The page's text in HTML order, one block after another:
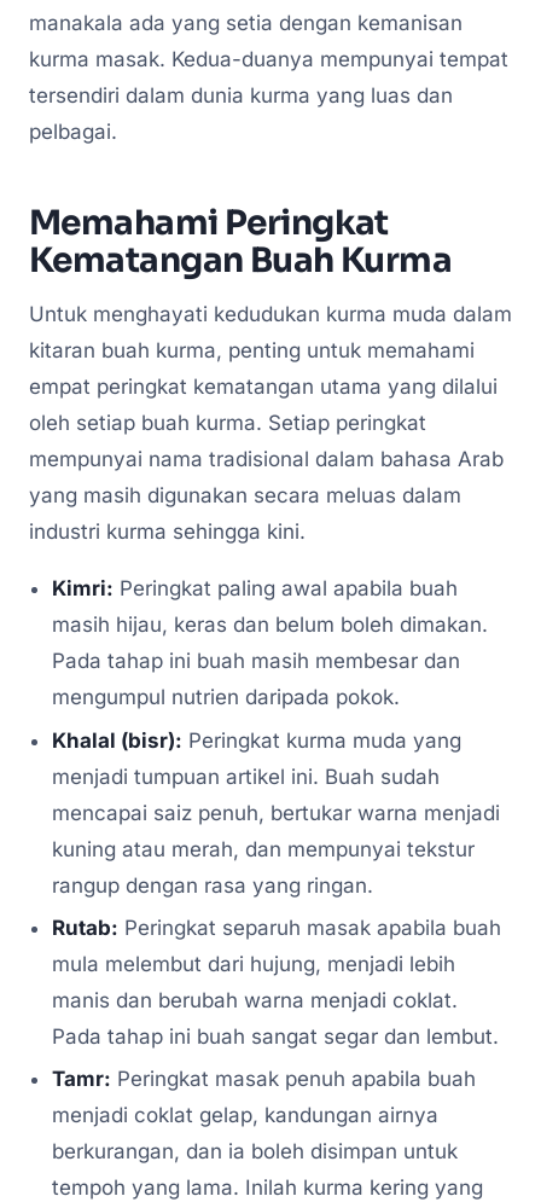
manakala ada yang setia dengan kemanisan
kurma masak. Kedua-duanya mempunyai tempat
tersendiri dalam dunia kurma yang luas dan
pelbagai.
Memahami Peringkat
Kematangan Buah Kurma
Untuk menghayati kedudukan kurma muda dalam
kitaran buah kurma, penting untuk memahami
empat peringkat kematangan utama yang dilalui
oleh setiap buah kurma. Setiap peringkat
mempunyai nama tradisional dalam bahasa Arab
yang masih digunakan secara meluas dalam
industri kurma sehingga kini.
Kimri: Peringkat paling awal apabila buah
masih hijau, keras dan belum boleh dimakan.
Pada tahap ini buah masih membesar dan
mengumpul nutrien daripada pokok.
Khalal (bisr): Peringkat kurma muda yang
menjadi tumpuan artikel ini. Buah sudah
mencapai saiz penuh, bertukar warna menjadi
kuning atau merah, dan mempunyai tekstur
rangup dengan rasa yang ringan.
Rutab: Peringkat separuh masak apabila buah
mula melembut dari hujung, menjadi lebih
manis dan berubah warna menjadi coklat.
Pada tahap ini buah sangat segar dan lembut.
Tamr: Peringkat masak penuh apabila buah
menjadi coklat gelap, kandungan airnya
berkurangan, dan ia boleh disimpan untuk
tempoh yang lama. Inilah kurma kering yang